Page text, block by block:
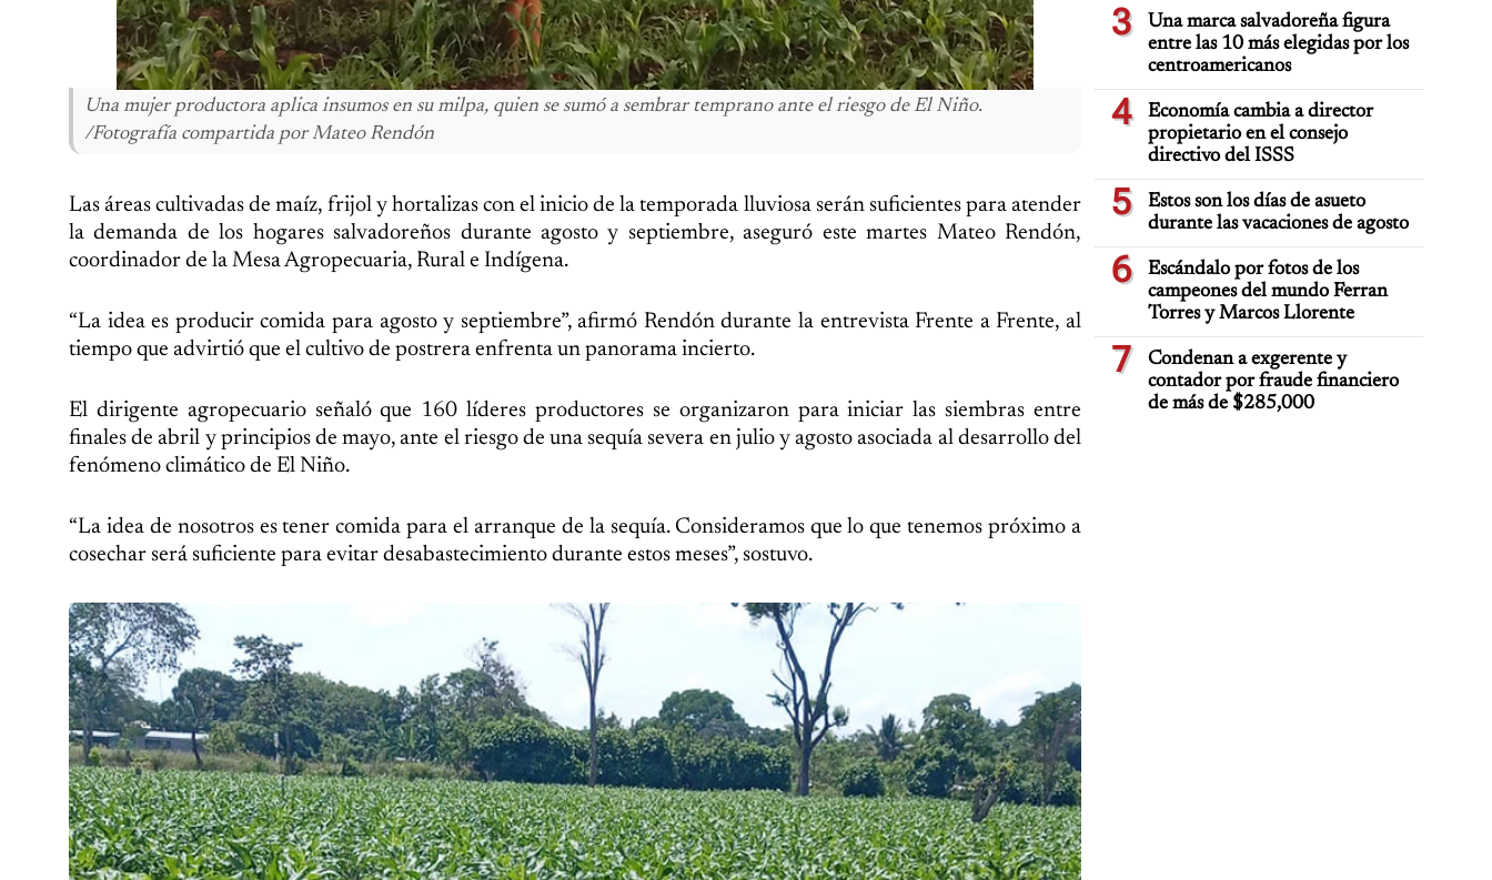
Una mujer productora aplica insumos en su milpa, quien se sumó a sembrar temprano ante el riesgo de El Niño.
/Fotografía compartida por Mateo Rendón
Las áreas cultivadas de maíz, frijol y hortalizas con el inicio de la temporada lluviosa serán suficientes para atender
la demanda de los hogares salvadoreños durante agosto y septiembre, aseguró este martes Mateo Rendón,
coordinador de la Mesa Agropecuaria, Rural e Indígena.
“La idea es producir comida para agosto y septiembre”, afirmó Rendón durante la entrevista Frente a Frente, al
tiempo que advirtió que el cultivo de postrera enfrenta un panorama incierto.
El dirigente agropecuario señaló que 160 líderes productores se organizaron para iniciar las siembras entre
finales de abril y principios de mayo, ante el riesgo de una sequía severa en julio y agosto asociada al desarrollo del
fenómeno climático de El Niño.
“La idea de nosotros es tener comida para el arranque de la sequía. Consideramos que lo que tenemos próximo a
cosechar será suficiente para evitar desabastecimiento durante estos meses”, sostuvo.
3
Una marca salvadoreña figura
entre las 10 más elegidas por los
centroamericanos
4
Economía cambia a director
propietario en el consejo
directivo del ISSS
5
Estos son los días de asueto
durante las vacaciones de agosto
6
Escándalo por fotos de los
campeones del mundo Ferran
Torres y Marcos Llorente
7
Condenan a exgerente y
contador por fraude financiero
de más de $285,000